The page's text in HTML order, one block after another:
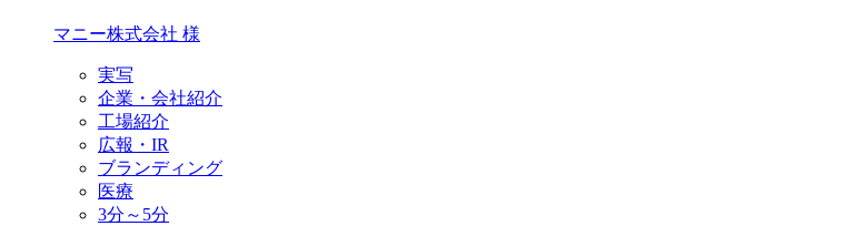
マニー株式会社 様
実写
企業・会社紹介
工場紹介
広報・IR
ブランディング
医療
3分～5分